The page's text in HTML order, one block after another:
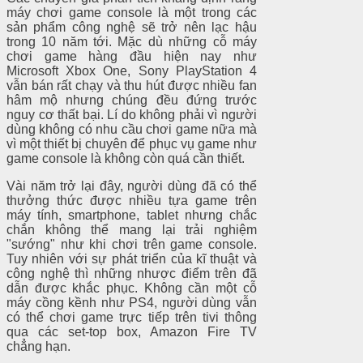
máy chơi game console là một trong các
sản phẩm công nghệ sẽ trở nên lạc hậu
trong 10 năm tới. Mặc dù những cỗ máy
chơi game hàng đầu hiện nay như
Microsoft Xbox One, Sony PlayStation 4
vẫn bán rất chạy và thu hút được nhiều fan
hâm mộ nhưng chúng đều đứng trước
nguy cơ thất bại. Lí do không phải vì người
dùng không có nhu cầu chơi game nữa mà
vì một thiết bị chuyên để phục vụ game như
game console là không còn quá cần thiết.
Vài năm trở lại đây, người dùng đã có thể
thưởng thức được nhiều tựa game trên
máy tính, smartphone, tablet nhưng chắc
chắn không thể mang lại trải nghiệm
"sướng" như khi chơi trên game console.
Tuy nhiên với sự phát triển của kĩ thuật và
công nghệ thì những nhược điểm trên đã
dẫn được khắc phục. Không cần một cỗ
máy cồng kềnh như PS4, người dùng vẫn
có thể chơi game trực tiếp trên tivi thông
qua các set-top box, Amazon Fire TV
chẳng hạn.